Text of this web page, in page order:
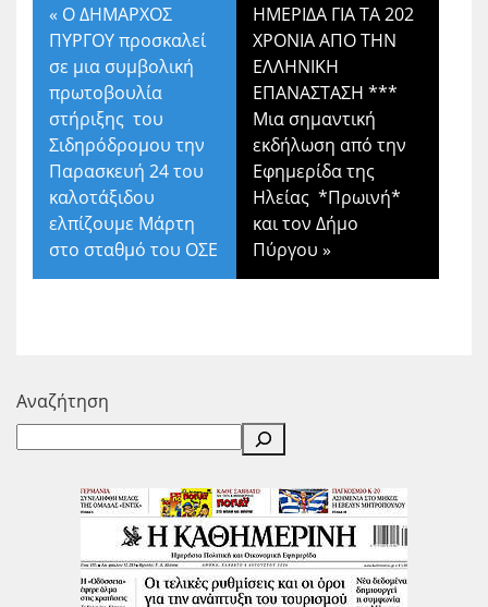
« Ο ΔΗΜΑΡΧΟΣ
ΠΥΡΓΟΥ προσκαλεί
σε μια συμβολική
πρωτοβουλία
στήριξης του
Σιδηρόδρομου την
Παρασκευή 24 του
καλοτάξιδου
ελπίζουμε Μάρτη
στο σταθμό του ΟΣΕ
ΗΜΕΡΙΔΑ ΓΙΑ ΤΑ 202
ΧΡΟΝΙΑ ΑΠΟ ΤΗΝ
ΕΛΛΗΝΙΚΗ
ΕΠΑΝΑΣΤΑΣΗ ***
Μια σημαντική
εκδήλωση από την
Εφημερίδα της
Ηλείας *Πρωινή*
και τον Δήμο
Πύργου »
Αναζήτηση